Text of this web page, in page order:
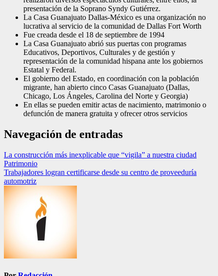
presentación de la Soprano Syndy Gutiérrez.
La Casa Guanajuato Dallas-México es una organización no
lucrativa al servicio de la comunidad de Dallas Fort Worth
Fue creada desde el 18 de septiembre de 1994
La Casa Guanajuato abrió sus puertas con programas
Educativos, Deportivos, Culturales y de gestión y
representación de la comunidad hispana ante los gobiernos
Estatal y Federal.
El gobierno del Estado, en coordinación con la población
migrante, han abierto cinco Casas Guanajuato (Dallas,
Chicago, Los Ángeles, Carolina del Norte y Georgia)
En ellas se pueden emitir actas de nacimiento, matrimonio o
defunción de manera gratuita y ofrecer otros servicios
Navegación de entradas
La construcción más inexplicable que “vigila” a nuestra ciudad
Patrimonio
Trabajadores logran certificarse desde su centro de proveeduría
automotriz